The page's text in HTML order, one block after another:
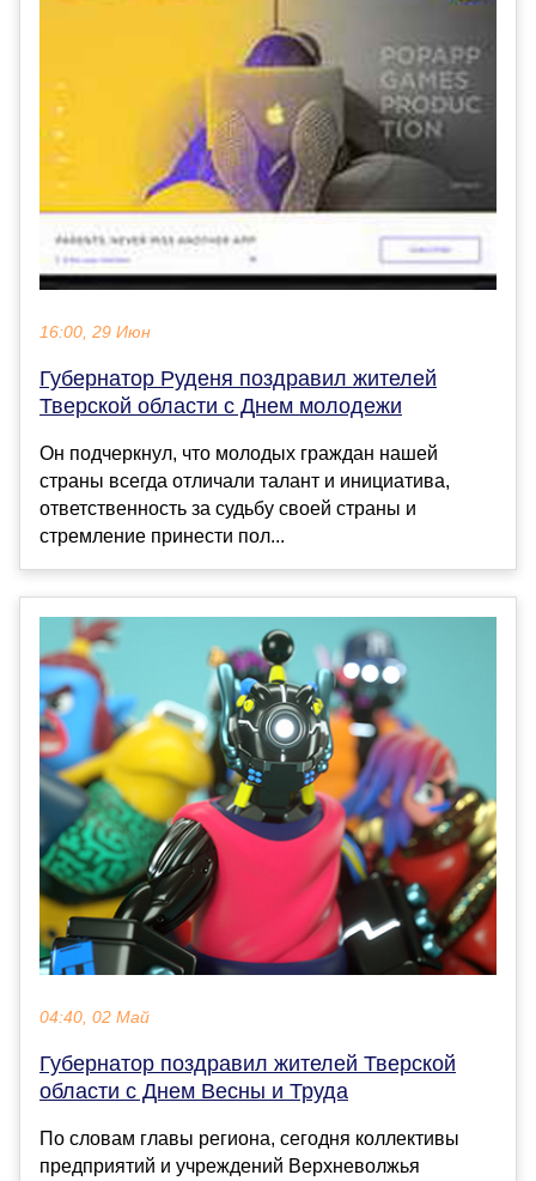
16:00, 29 Июн
Губернатор Руденя поздравил жителей
Тверской области с Днем молодежи
Он подчеркнул, что молодых граждан нашей
страны всегда отличали талант и инициатива,
ответственность за судьбу своей страны и
стремление принести пол...
04:40, 02 Май
Губернатор поздравил жителей Тверской
области с Днем Весны и Труда
По словам главы региона, сегодня коллективы
предприятий и учреждений Верхневолжья